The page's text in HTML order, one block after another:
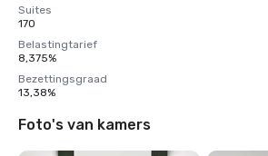
Suites
170
Belastingtarief
8,375%
Bezettingsgraad
13,38%
Foto's van kamers